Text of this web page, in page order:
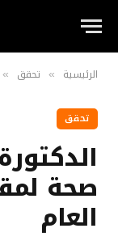
الرئيسية » تحقق »
تحقق
صحة
العام